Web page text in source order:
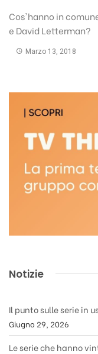
Cos'hanno in
e David Letterman?
Marzo 13, 2018
Notizie
Il punto sulle serie in
Giugno 29, 2026
Le serie che hanno